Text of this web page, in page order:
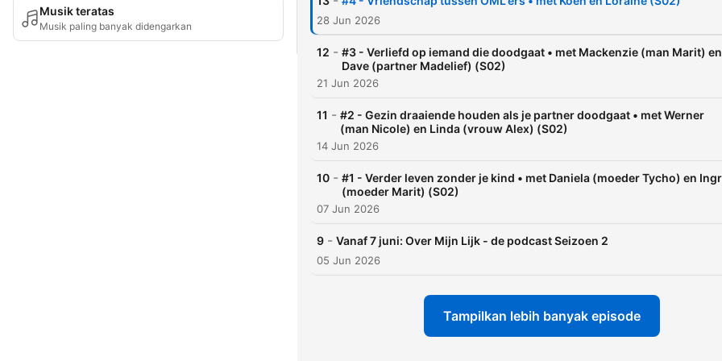
Musik teratas
Musik paling banyak didengarkan
het gesprek maar het
28 Jun 2026
12 - #3 - Verliefd op iemand die doodgaat • met Mackenzie (man Marit) en
Dave (partner Madelief) (S02)
21 Jun 2026
11 - #2 - Gezin draaiende houden als je partner doodgaat • met Werner
(man Nicole) en Linda (vrouw Alex) (S02)
14 Jun 2026
10 - #1 - Verder leven zonder je kind • met Daniela (moeder Tycho) en
(moeder Marit) (S02)
07 Jun 2026
9 - Vanaf 7 juni: Over Mijn Lijk - de podcast Seizoen 2
05 Jun 2026
Tampilkan lebih banyak episode